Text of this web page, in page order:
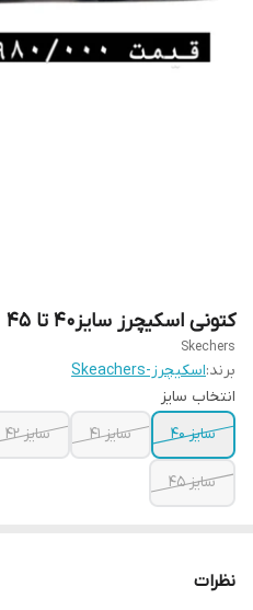
کتونی اسکیچرز سایز۴۰ تا ۴۵
Skechers
برند:اسکیچرز-Skeachers
انتخاب سایز
سایز ۴۰
سایز ۴۱ سایز ۴۲
سایز ۴۵
نظرات